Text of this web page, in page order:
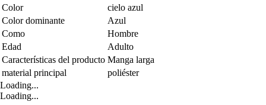
Color
cielo azul
Color dominante
Azul
Como
Hombre
Edad
Adulto
Características del producto Manga larga
material principal
poliéster
Loading...
Loading...